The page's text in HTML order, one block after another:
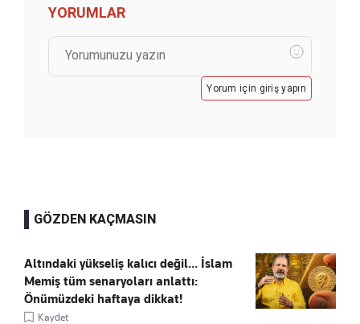
YORUMLAR
Yorum için giriş yapın
GÖZDEN KAÇMASIN
Altındaki yükseliş kalıcı değil... İslam
Memiş tüm senaryoları anlattı:
Önümüzdeki haftaya dikkat!
Kaydet